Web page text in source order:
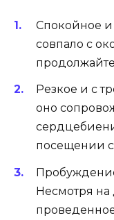
Спокойное
совпало с
Резкое и с
оно
посещении
Несмотря на